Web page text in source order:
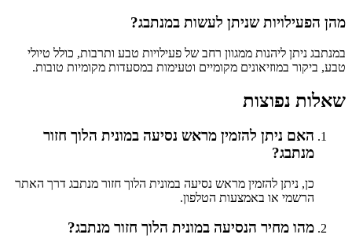
מהן הפעילויות שניתן לעשות במנתבג?
במנתבג ניתן ליהנות ממגוון רחב של פעילויות טבע ותרבות, כולל טיולי
טבע, ביקור במוזיאונים מקומיים וטעימות במסעדות מקומיות טובות.
שאלות נפוצות
האם ניתן להזמין מראש נסיעה במונית הלוך חזור
מנתבג?
כן, ניתן להזמין מראש נסיעה במונית הלוך חזור מנתבג דרך האתר
הרשמי או באמצעות הטלפון.
מהו מחיר הנסיעה במונית הלוך חזור מנתבג?